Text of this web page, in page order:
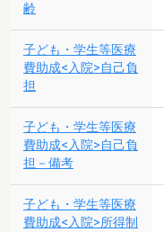
齢
子ども・学生等医療
費助成<入院>自己負
担
子ども・学生等医療
費助成<入院>自己負
担－備考
子ども・学生等医療
費助成<入院>所得制